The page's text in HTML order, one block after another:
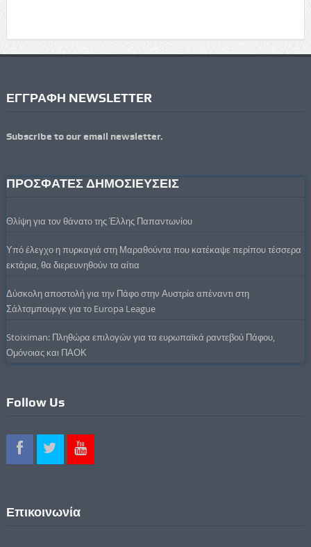
ΕΓΓΡΑΦΗ NEWSLETTER
Subscribe to our email newsletter.
ΠΡΟΣΦΑΤΕΣ ΔΗΜΟΣΙΕΥΣΕΙΣ
Θλίψη για τον θάνατο της Έλλης Παπαντωνίου
Υπό έλεγχο η πυρκαγιά στη Μαραθούντα που κατέκαψε περίπου τέσσερα
εκτάρια, θα διερευνηθούν τα αίτια
Δύσκολη αποστολή για την Πάφο στην Αυστρία απέναντι στη
Σάλτσμπουργκ για το Europa League
Stoiximan: Πληθώρα επιλογών για τα ευρωπαϊκά ραντεβού Πάφου,
Ομόνοιας και ΠΑΟΚ
Follow Us
Επικοινωνία